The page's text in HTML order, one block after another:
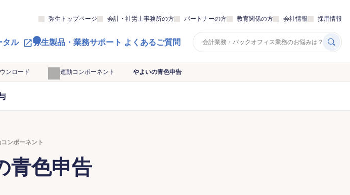
弥生トップページ 会計・社労士事務所の方 パートナーの方 教育関係の方 会社情報 採用情報
タル 弥生製品・業務サポート よくあるご質問
ンロード 達人連動コンポーネント やよいの青色申告
ンポーネント
青色申告